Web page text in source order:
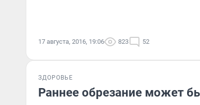
17 августа, 2016, 19:06 823 52
ЗДОРОВЬЕ
Раннее обрезание может